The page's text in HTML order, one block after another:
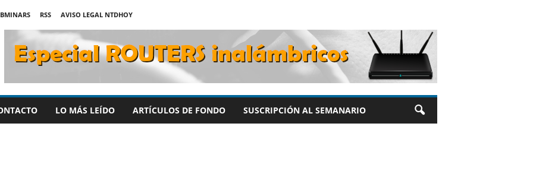
RSS
AVISO LEGAL NTDHOY
LO MÁS LEÍDO ARTÍCULOS DE FONDO SUSCRIPCIÓN AL SEMANARIO